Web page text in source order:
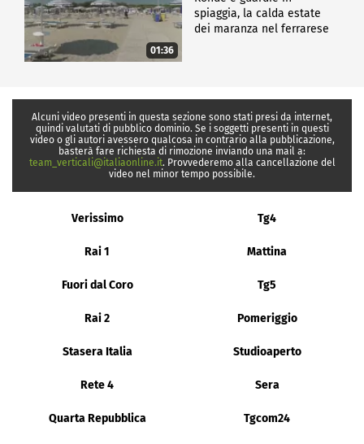
01:36
spiaggia, la calda estate
dei maranza nel ferrarese
Alcuni video presenti in questa sezione sono stati presi da internet,
quindi valutati di pubblico dominio. Se i soggetti presenti in questi
video o gli autori avessero qualcosa in contrario alla pubblicazione,
basterà fare richiesta di rimozione inviando una mail a:
team_verticali@italiaonline.it. Provvederemo alla cancellazione del
video nel minor tempo possibile.
Verissimo Tg4
Rai 1 Mattina
Fuori dal Coro Tg5
Rai 2 Pomeriggio
Stasera Italia Studioaperto
Rete 4 Sera
Quarta Repubblica Tgcom24